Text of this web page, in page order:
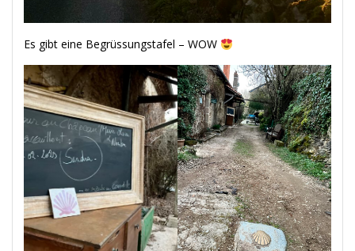
Es gibt eine Begrüssungstafel – WOW